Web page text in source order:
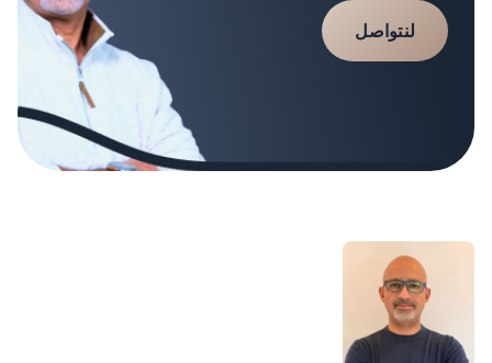
لنتواصل